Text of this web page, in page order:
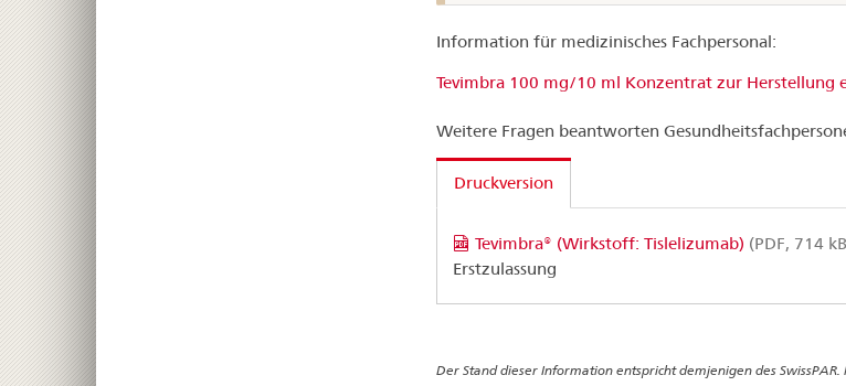
Information für medizinisches Fachpersonal:
Tevimbra 100 mg/10 ml Konzentrat zur Herstellung
Weitere Fragen beantworten
Druckversion
Tevimbra® (Wirkstoff: Tislelizumab) (PDF, 714
Erstzulassung
Der Stand dieser Information entspricht demjenigen des SwissPAR.